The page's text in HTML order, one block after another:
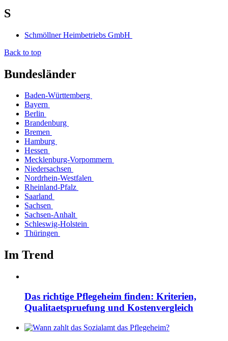
S
Schmöllner Heimbetriebs GmbH
Back to top
Bundesländer
Baden-Württemberg
Bayern
Berlin
Brandenburg
Bremen
Hamburg
Hessen
Mecklenburg-Vorpommern
Niedersachsen
Nordrhein-Westfalen
Rheinland-Pfalz
Saarland
Sachsen
Sachsen-Anhalt
Schleswig-Holstein
Thüringen
Im Trend
Das richtige Pflegeheim finden: Kriterien,
Qualitaetspruefung und Kostenvergleich